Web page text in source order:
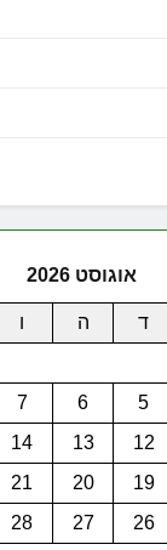
אוגוסט 2026
ד ה ו
5
6
7
12
13
14
19
20
21
26
27
28